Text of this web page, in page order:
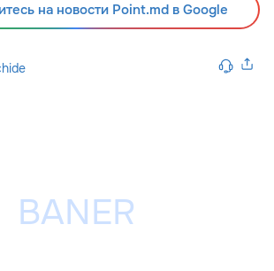
на новости Point.md в Google